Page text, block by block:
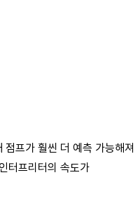
프가 훨씬 더 예측 가능해져
터프리터의 속도가